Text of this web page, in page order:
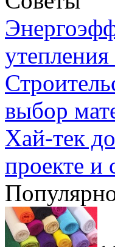
выбор
Хай-тек
проекте и